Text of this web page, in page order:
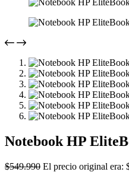
Notebook HP
$549.990 El precio original era: